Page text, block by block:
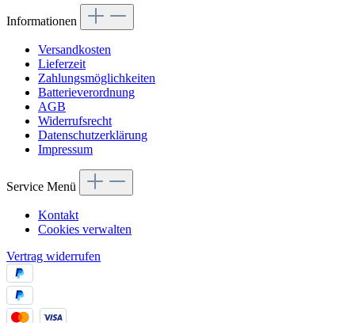
Informationen
Versandkosten
Lieferzeit
Zahlungsmöglichkeiten
Batterieverordnung
AGB
Widerrufsrecht
Datenschutzerklärung
Impressum
Service Menü
Kontakt
Cookies verwalten
Vertrag widerrufen